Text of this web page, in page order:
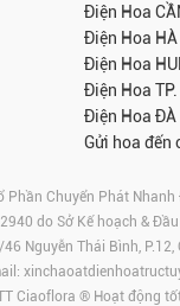
Điện Hoa
Điện Hoa HÀ
Điện Hoa
Điện Hoa
Điện Hoa ĐÀ
Gửi hoa đến
Chuyển Phát
do Sở Kế hoạch &
Nguyễn Thái Bình, P.12,
Ciaoflora ® Hoạt động